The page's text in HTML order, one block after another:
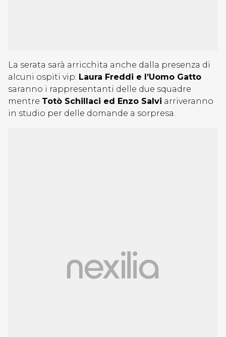
La serata sarà arricchita anche dalla presenza di
alcuni ospiti vip: Laura Freddi e l’Uomo Gatto
saranno i rappresentanti delle due squadre
mentre Totò Schillaci ed Enzo Salvi arriveranno
in studio per delle domande a sorpresa.